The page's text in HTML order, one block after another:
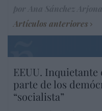
Artículos anteriores
EEUU.
parte de los
“socialista”